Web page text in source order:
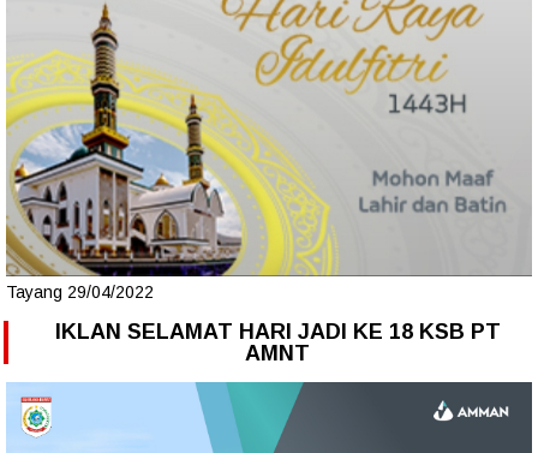
Tayang 29/04/2022
IKLAN SELAMAT HARI JADI KE 18 KSB PT
AMNT